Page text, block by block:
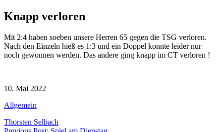
Knapp verloren
Mit 2:4 haben soeben unsere Herren 65 gegen die TSG verloren.
Nach den Einzeln hieß es 1:3 und ein Doppel konnte leider nur
noch gewonnen werden. Das andere ging knapp im CT verloren !
10. Mai 2022
Allgemein
Thorsten Selbach